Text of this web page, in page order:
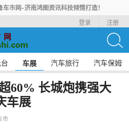
市网-济南鸿图资讯科技倾情打造！
登录
注册
车展 汽车旅行 汽车保姆
60% 长城炮携强大
车展
市